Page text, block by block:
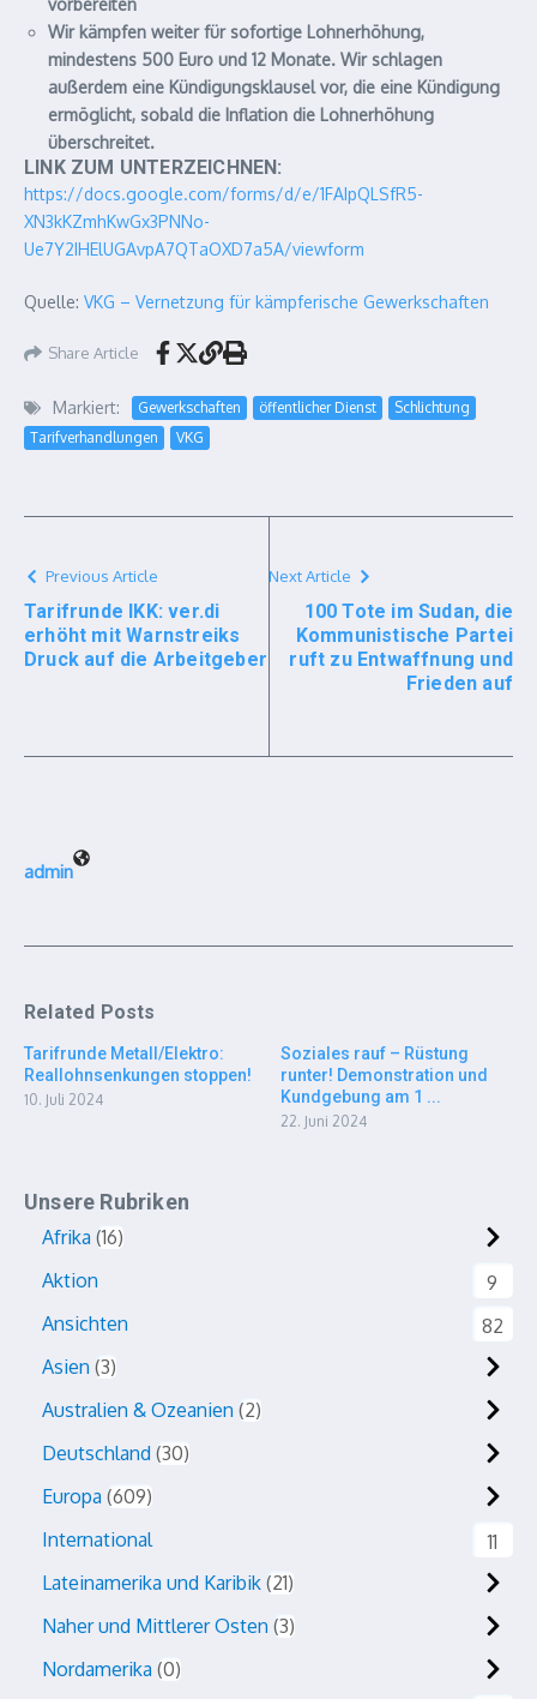
vorbereiten
Wir kämpfen weiter für sofortige Lohnerhöhung,
mindestens 500 Euro und 12 Monate. Wir schlagen
außerdem eine Kündigungsklausel vor, die eine Kündigung
ermöglicht, sobald die Inflation die Lohnerhöhung
überschreitet.
LINK ZUM UNTERZEICHNEN:
https://docs.google.com/forms/d/e/1FAIpQLSfR5-
XN3kKZmhKwGx3PNNo-
Ue7Y2IHElUGAvpA7QTaOXD7a5A/viewform
Quelle: VKG – Vernetzung für kämpferische Gewerkschaften
Share Article
Markiert: Gewerkschaften öffentlicher Dienst
Schlichtung
Tarifverhandlungen
VKG
Previous Article
Tarifrunde IKK: ver.di
erhöht mit Warnstreiks
Druck auf die Arbeitgeber
Next Article
100 Tote im Sudan, die
Kommunistische Partei
ruft zu Entwaffnung und
Frieden auf
admin
Related Posts
Tarifrunde Metall/Elektro:
Reallohnsenkungen stoppen!
10. Juli 2024
Soziales rauf – Rüstung
runter! Demonstration und
Kundgebung am 1 ...
22. Juni 2024
Unsere Rubriken
Afrika 16
Aktion
9
Ansichten
82
Asien 3
Australien & Ozeanien 2
Deutschland 30
Europa 609
International
11
Lateinamerika und Karibik 21
Naher und Mittlerer Osten 3
Nordamerika 0